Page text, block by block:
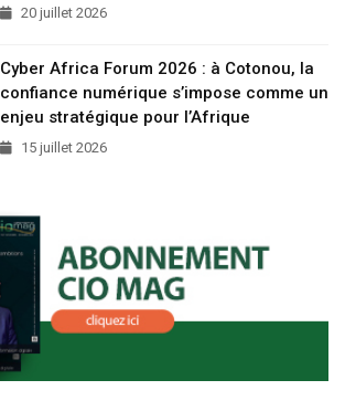
20 juillet 2026
Cyber Africa Forum 2026 : à Cotonou, la
confiance numérique s’impose comme un
enjeu stratégique pour l’Afrique
15 juillet 2026